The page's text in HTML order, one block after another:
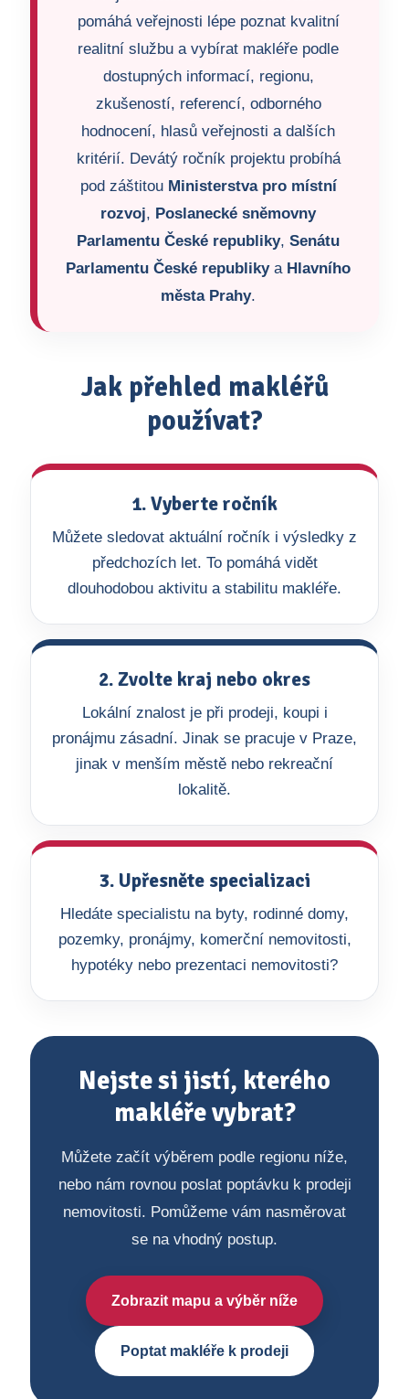
pomáhá veřejnosti lépe poznat kvalitní
realitní službu a vybírat makléře podle
dostupných informací, regionu,
zkušeností, referencí, odborného
hodnocení, hlasů veřejnosti a dalších
kritérií. Devátý ročník projektu probíhá
pod záštitou Ministerstva pro místní
rozvoj, Poslanecké sněmovny
Parlamentu České republiky, Senátu
Parlamentu České republikya Hlavního
města Prahy.
Jak přehled makléřů
používat?
1. Vyberte ročník
Můžete sledovat aktuální ročník i výsledky z
předchozích let. To pomáhá vidět
dlouhodobou aktivitu a stabilitu makléře.
2. Zvolte kraj nebo okres
Lokální znalost je při prodeji, koupi i
pronájmu zásadní. Jinak se pracuje v Praze,
jinak v menším městě nebo rekreační
lokalitě.
3. Upřesněte specializaci
Hledáte specialistu na byty, rodinné domy,
pozemky, pronájmy, komerční nemovitosti,
hypotéky nebo prezentaci nemovitosti?
Nejste si jistí, kterého
makléře vybrat?
Můžete začít výběrem podle regionu níže,
nebo nám rovnou poslat poptávku k prodeji
nemovitosti. Pomůžeme vám nasměrovat
se na vhodný postup.
Zobrazit mapu a výběr níže
Poptat makléře k prodeji